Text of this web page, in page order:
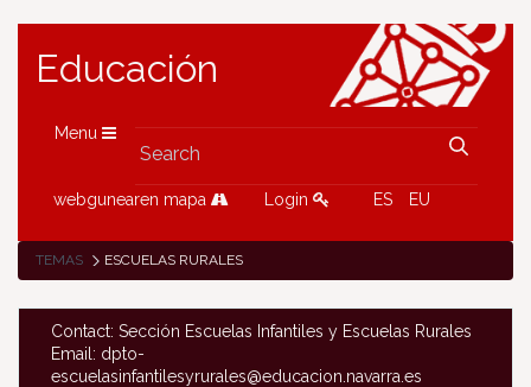
Educación
Menu
webgunearen mapa Login ES EU
TEMAS ESCUELAS RURALES
Contact: Sección Escuelas Infantiles y Escuelas Rurales
Email: dpto-
escuelasinfantilesyrurales@educacion.navarra.es